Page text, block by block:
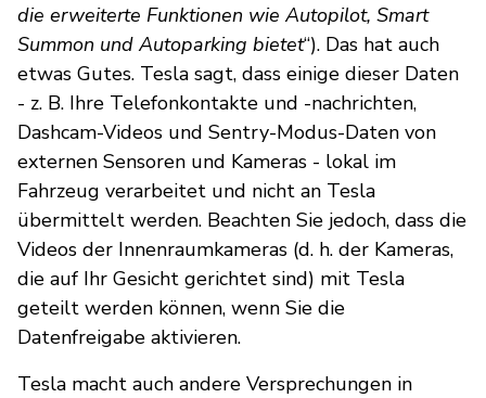
die erweiterte Funktionen wie Autopilot, Smart
Summon und Autoparking bietet“). Das hat auch
etwas Gutes. Tesla sagt, dass einige dieser Daten
- z. B. Ihre Telefonkontakte und -nachrichten,
Dashcam-Videos und Sentry-Modus-Daten von
externen Sensoren und Kameras - lokal im
Fahrzeug verarbeitet und nicht an Tesla
übermittelt werden. Beachten Sie jedoch, dass die
Videos der Innenraumkameras (d. h. der Kameras,
die auf Ihr Gesicht gerichtet sind) mit Tesla
geteilt werden können, wenn Sie die
Datenfreigabe aktivieren.
Tesla macht auch andere Versprechungen in